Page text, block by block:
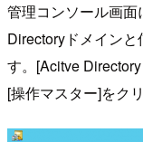
管理コンソール画
Directoryドメイン
す。[Acitve
[操作マスター]をク